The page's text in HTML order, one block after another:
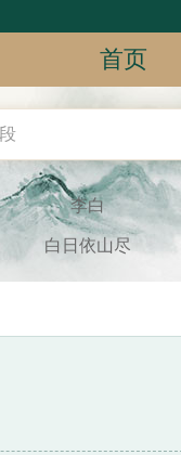
首页
李白
白日依山尽